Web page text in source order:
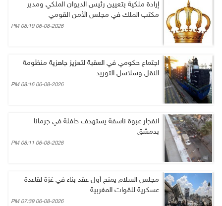
إرادة ملكية بتعيين رئيس الديوان الملكي ومدير
مكتب الملك في مجلس الأمن القومي
06-08-2026 08:19 PM
اجتماع حكومي في العقبة لتعزيز جاهزية منظومة
النقل وسلاسل التوريد
06-08-2026 08:16 PM
انفجار عبوة ناسفة يستهدف حافلة في جرمانا
بدمشق
06-08-2026 08:11 PM
مجلس السلام يمنح أول عقد بناء في غزة لقاعدة
عسكرية للقوات المغربية
06-08-2026 07:39 PM